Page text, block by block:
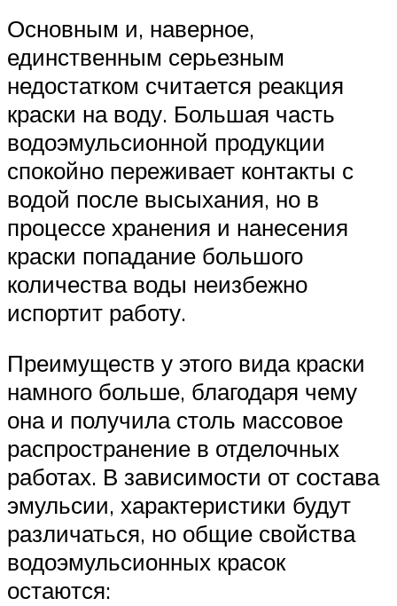
Основным и, наверное,
единственным серьезным
недостатком считается реакция
краски на воду. Большая часть
водоэмульсионной продукции
спокойно переживает контакты с
водой после высыхания, но в
процессе хранения и нанесения
краски попадание большого
количества воды неизбежно
испортит работу.
Преимуществ у этого вида краски
намного больше, благодаря чему
она и получила столь массовое
распространение в отделочных
работах. В зависимости от состава
эмульсии, характеристики будут
различаться, но общие свойства
водоэмульсионных красок
остаются: